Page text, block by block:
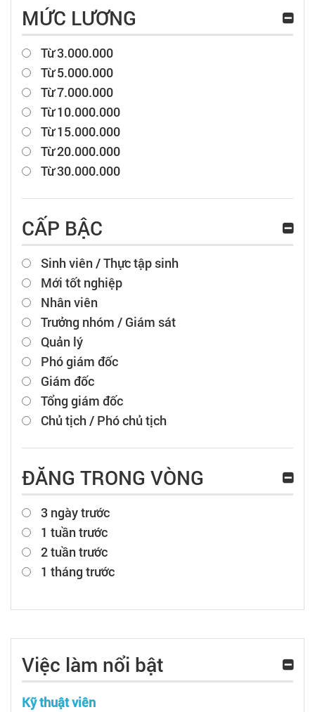
MỨC LƯƠNG
Từ 3.000.000
Từ 5.000.000
Từ 7.000.000
Từ 10.000.000
Từ 15.000.000
Từ 20.000.000
Từ 30.000.000
CẤP BẬC
Sinh viên / Thực tập sinh
Mới tốt nghiệp
Nhân viên
Trưởng nhóm / Giám sát
Quản lý
Phó giám đốc
Giám đốc
Tổng giám đốc
Chủ tịch / Phó chủ tịch
ĐĂNG TRONG VÒNG
3 ngày trước
1 tuần trước
2 tuần trước
1 tháng trước
Việc làm nổi bật
Kỹ thuật viên